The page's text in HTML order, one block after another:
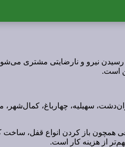
رسیدن نیرو و نارضایتی مشتری
است.
سهیلیه، چهارباغ، کمال‌شهر،
همچون باز کردن انواع قفل، ساخت
از هزینه کار است.